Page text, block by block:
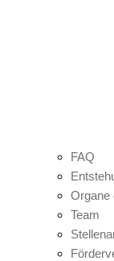
FAQ
Organe
Team